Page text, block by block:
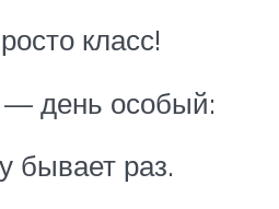
класс!
день особый:
бывает раз.